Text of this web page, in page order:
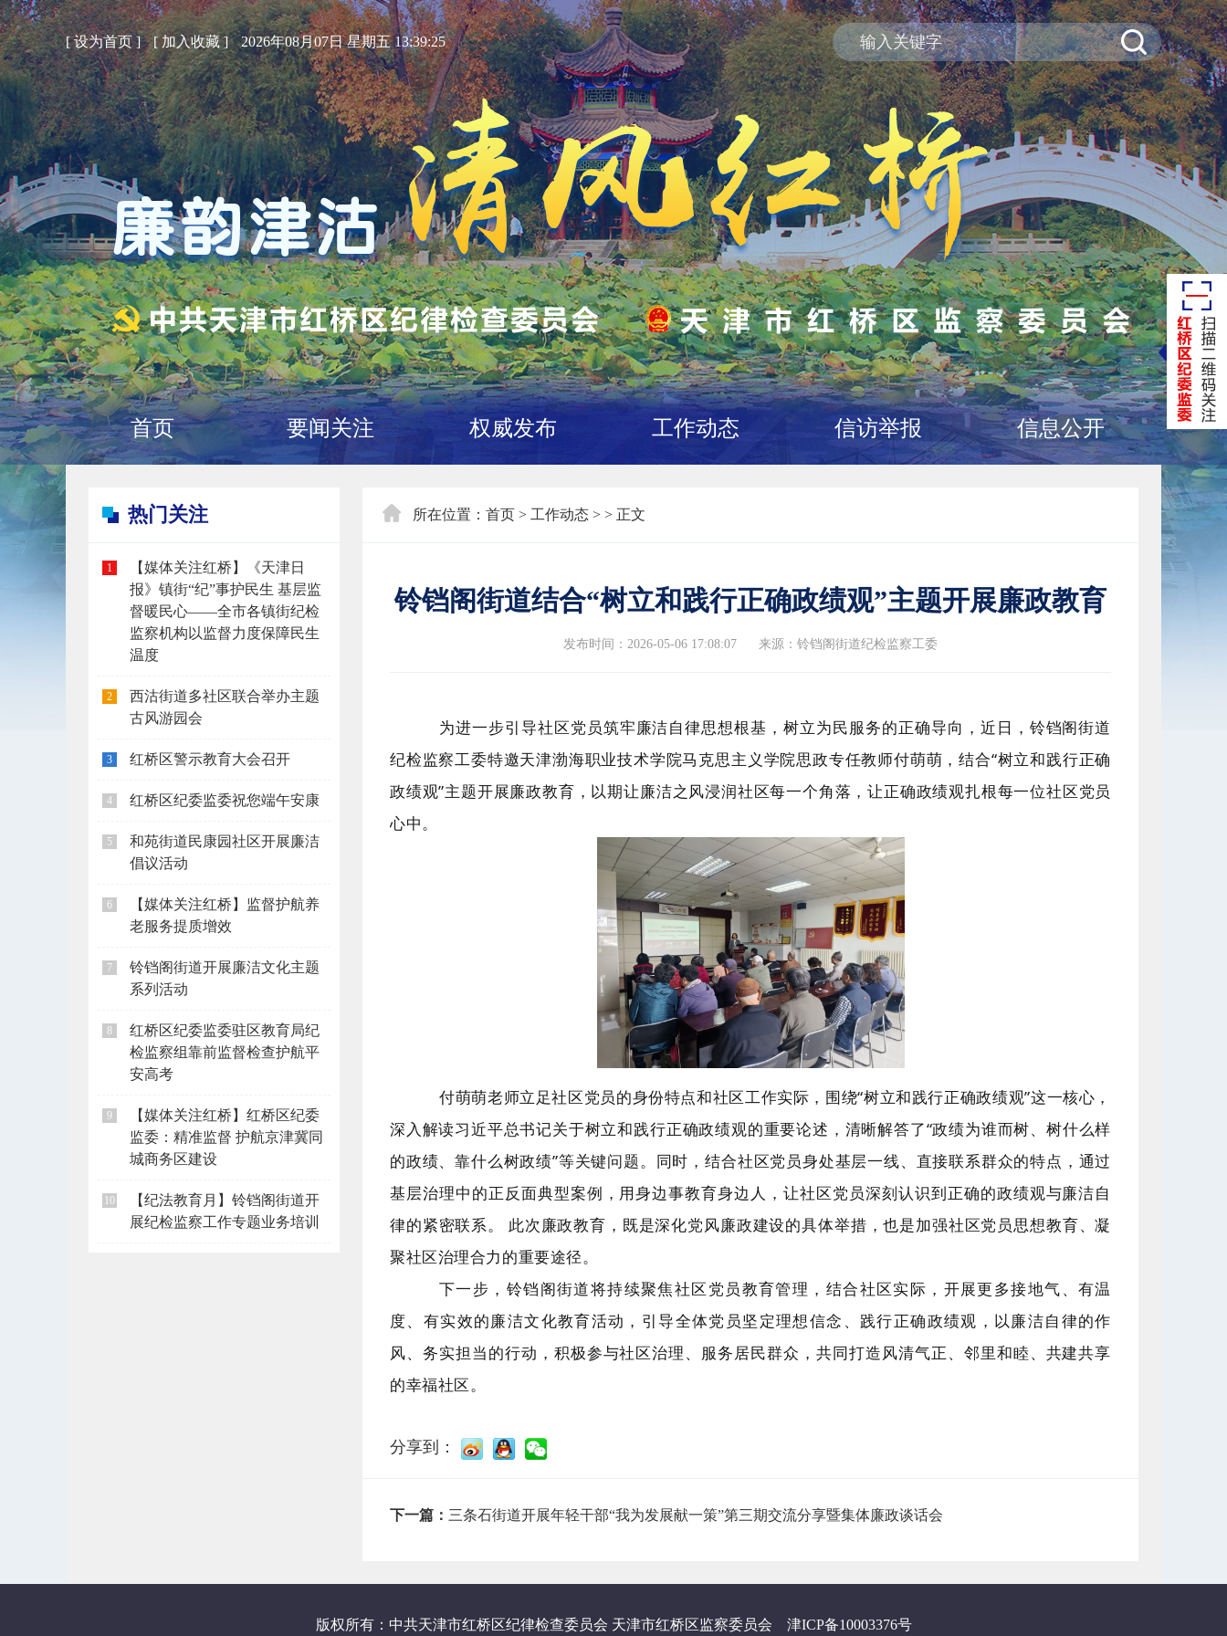
[设为首页] [加入收藏] 2026年08月07日 星期五 13:39:25
首页 要闻关注 权威发布 工作动态 信访举报 信息公开
热门关注
1
【媒体关注红桥】《天津日
报》镇街“纪”事护民生 基层监
督暖民心——全市各镇街纪检
监察机构以监督力度保障民生
温度
2
西沽街道多社区联合举办主题
古风游园会
3 红桥区警示教育大会召开
4 红桥区纪委监委祝您端午安康
5
和苑街道民康园社区开展廉洁
倡议活动
6
【媒体关注红桥】监督护航养
老服务提质增效
7
铃铛阁街道开展廉洁文化主题
系列活动
8
红桥区纪委监委驻区教育局纪
检监察组靠前监督检查护航平
安高考
9
【媒体关注红桥】红桥区纪委
监委：精准监督 护航京津冀同
城商务区建设
10
【纪法教育月】铃铛阁街道开
展纪检监察工作专题业务培训
所在位置： 首页 > 工作动态 > > 正文
铃铛阁街道结合“树立和践行正确政绩观”主题开展廉政教育
发布时间：2026-05-06 17:08:07 来源：铃铛阁街道纪检监察工委
为进一步引导社区党员筑牢廉洁自律思想根基，树立为民服务的正确导向，近日，铃铛阁街道
纪检监察工委特邀天津渤海职业技术学院马克思主义学院思政专任教师付萌萌，结合“树立和践行正确
政绩观”主题开展廉政教育， 以期让廉洁之风浸润社区每一个角落，让正确政绩观扎根每一位社区党员
心中。
付萌萌老师立足社区党员的身份特点和社区工作实际，围绕“树立和践行正确政绩观”这一核心，
深入解读习近平总书记关于树立和践行正确政绩观的重要论述， 清晰解答了“政绩为谁而树、树什么样
的政绩、靠什么树政绩”等关键问题。同时，结合社区党员身处基层一线、直接联系群众的特点， 通过
基层治理中的正反面典型案例，用身边事教育身边人，让社区党员深刻认识到正确的政绩观与廉洁自
律的紧密联系。 此次廉政教育，既是深化党风廉政建设的具体举措，也是加强社区党员思想教育、凝
聚社区治理合力的重要途径。
下一步，铃铛阁街道将持续聚焦社区党员教育管理，结合社区实际，开展更多接地气、有温
度、有实效的廉洁文化教育活动，引导全体党员坚定理想信念、践行正确政绩观，以廉洁自律的作
风、务实担当的行动，积极参与社区治理、服务居民群众，共同打造风清气正、邻里和睦、共建共享
的幸福社区。
分享到：
下一篇： 三条石街道开展年轻干部“我为发展献一策”第三期交流分享暨集体廉政谈话会
版权所有：中共天津市红桥区纪律检查委员会 天津市红桥区监察委员会 津ICP备10003376号